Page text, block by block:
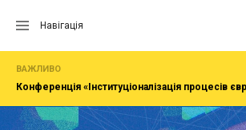
Навігація
ВАЖЛИВО